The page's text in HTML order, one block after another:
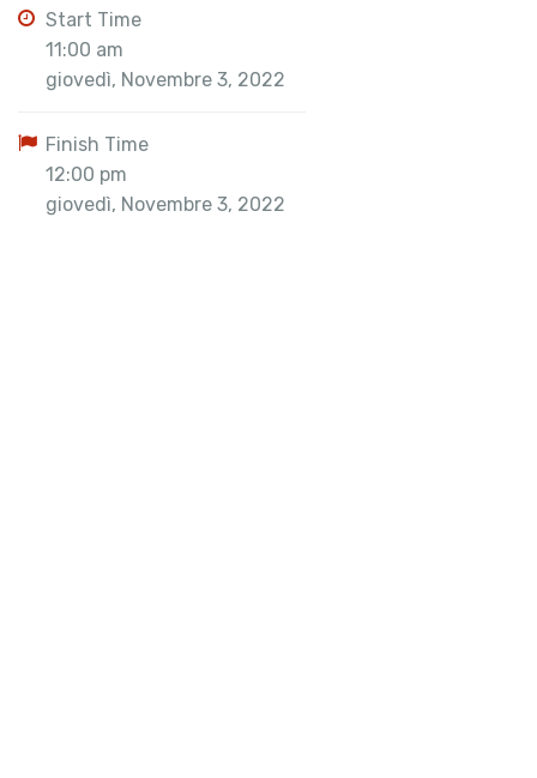
Start Time
11:00 am
giovedì, Novembre 3, 2022
Finish Time
12:00 pm
giovedì, Novembre 3, 2022